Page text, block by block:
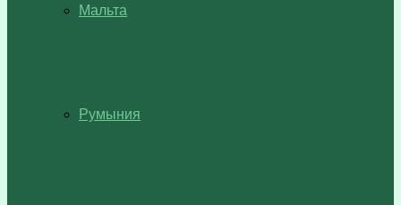
Мальта
Румыния